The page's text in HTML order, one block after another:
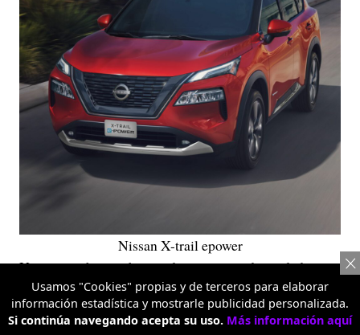
Nissan X-trail epower
Uno que se hace sobre ruedas, atravesando ciudades,
carreteras y caminos destapados que conducen a los
verdaderos puntos de origen. Porque si el talento nace
Usamos "Cookies" propias y de terceros para elaborar
información estadística y mostrarle publicidad personalizada.
Si continúa navegando acepta su uso. Más información aquí